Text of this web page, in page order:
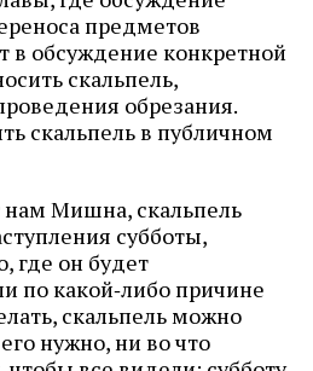
предметов
в обсуждение конкретной
скальпель,
обрезания.
скальпель в публичном
нам Мишна, скальпель
субботы,
где он будет
по какой‑либо причине
скальпель можно
нужно, ни во что